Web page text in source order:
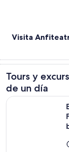
Visita
Tours y
de un día
Excursión de 1